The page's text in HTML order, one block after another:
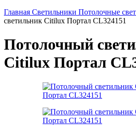
Главная Светильники Потолочные
светильник Citilux Портал CL324151
Потолочный
Citilux Портал